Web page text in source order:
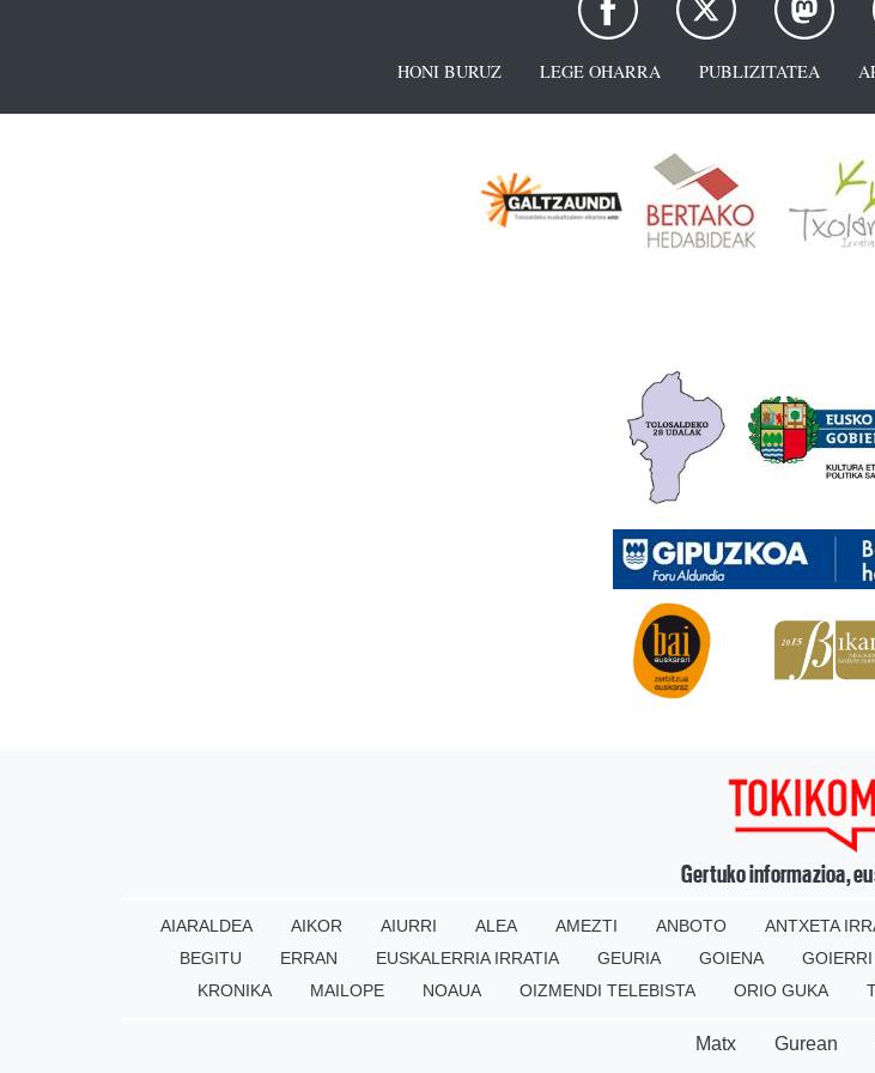
HONI BURUZ LEGE OHARRA PUBLIZITATEA
Gertuko informazioa,
AIARALDEA AIKOR AIURRI ALEA AMEZTI ANBOTO ANTXETA
BEGITU
ERRAN EUSKALERRIA IRRATIA GEURIA GOIENA
KRONIKA
MAILOPE NOAUA OIZMENDI TELEBISTA ORIO GUKA
Matx Gurean